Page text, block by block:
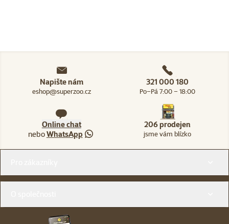
Napište nám
eshop@superzoo.cz
321 000 180
Po–Pá 7:00 – 18:00
Online chat
neboWhatsApp
206 prodejen
jsme vám blízko